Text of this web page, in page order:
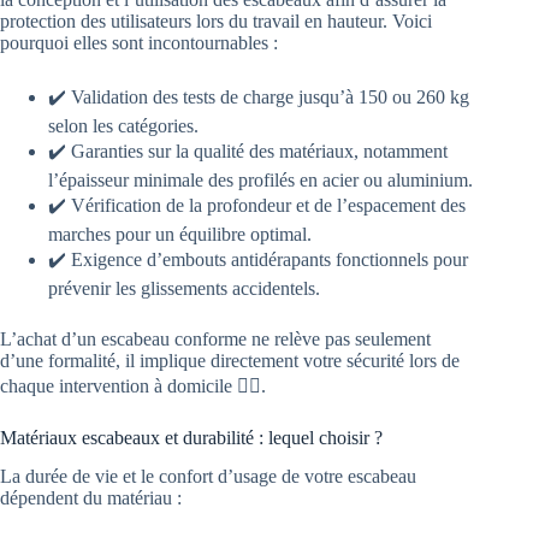
protection des utilisateurs lors du travail en hauteur. Voici
pourquoi elles sont incontournables :
✔️ Validation des tests de charge jusqu’à 150 ou 260 kg
selon les catégories.
✔️ Garanties sur la qualité des matériaux, notamment
l’épaisseur minimale des profilés en acier ou aluminium.
✔️ Vérification de la profondeur et de l’espacement des
marches pour un équilibre optimal.
✔️ Exigence d’embouts antidérapants fonctionnels pour
prévenir les glissements accidentels.
L’achat d’un escabeau conforme ne relève pas seulement
d’une formalité, il implique directement votre sécurité lors de
chaque intervention à domicile 🤸‍♂️.
Matériaux escabeaux et durabilité : lequel choisir ?
La durée de vie et le confort d’usage de votre escabeau
dépendent du matériau :